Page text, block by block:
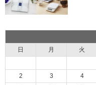
日
月 火
2
3 4